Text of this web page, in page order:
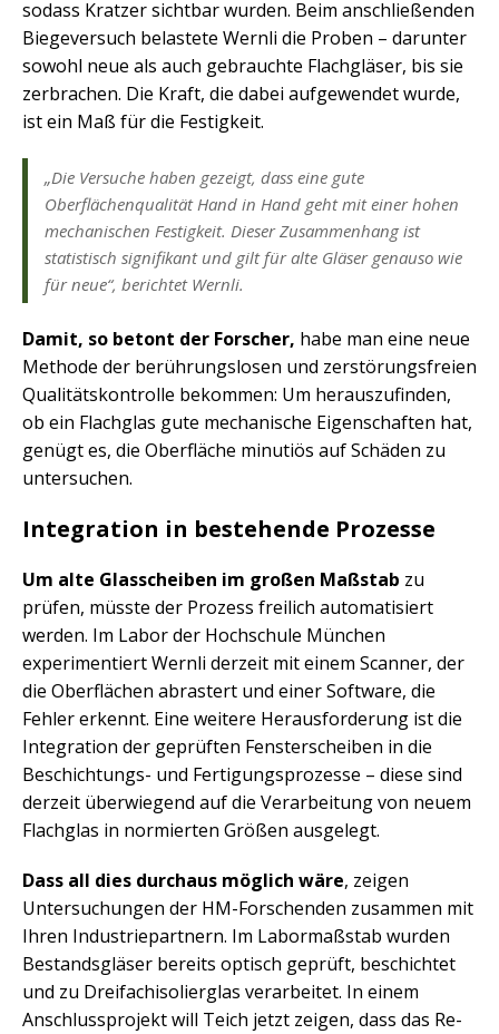
sodass Kratzer sichtbar wurden. Beim anschließenden
Biegeversuch belastete Wernli die Proben – darunter
sowohl neue als auch gebrauchte Flachgläser, bis sie
zerbrachen. Die Kraft, die dabei aufgewendet wurde,
ist ein Maß für die Festigkeit.
„Die Versuche haben gezeigt, dass eine gute
Oberflächenqualität Hand in Hand geht mit einer hohen
mechanischen Festigkeit. Dieser Zusammenhang ist
statistisch signifikant und gilt für alte Gläser genauso wie
für neue“, berichtet Wernli.
Damit, so betont der Forscher, habe man eine neue
Methode der berührungslosen und zerstörungsfreien
Qualitätskontrolle bekommen: Um herauszufinden,
ob ein Flachglas gute mechanische Eigenschaften hat,
genügt es, die Oberfläche minutiös auf Schäden zu
untersuchen.
Integration in bestehende Prozesse
Um alte Glasscheiben im großen Maßstab zu
prüfen, müsste der Prozess freilich automatisiert
werden. Im Labor der Hochschule München
experimentiert Wernli derzeit mit einem Scanner, der
die Oberflächen abrastert und einer Software, die
Fehler erkennt. Eine weitere Herausforderung ist die
Integration der geprüften Fensterscheiben in die
Beschichtungs- und Fertigungsprozesse – diese sind
derzeit überwiegend auf die Verarbeitung von neuem
Flachglas in normierten Größen ausgelegt.
Dass all dies durchaus möglich wäre, zeigen
Untersuchungen der HM-Forschenden zusammen mit
Ihren Industriepartnern. Im Labormaßstab wurden
Bestandsgläser bereits optisch geprüft, beschichtet
und zu Dreifachisolierglas verarbeitet. In einem
Anschlussprojekt will Teich jetzt zeigen, dass das Re-